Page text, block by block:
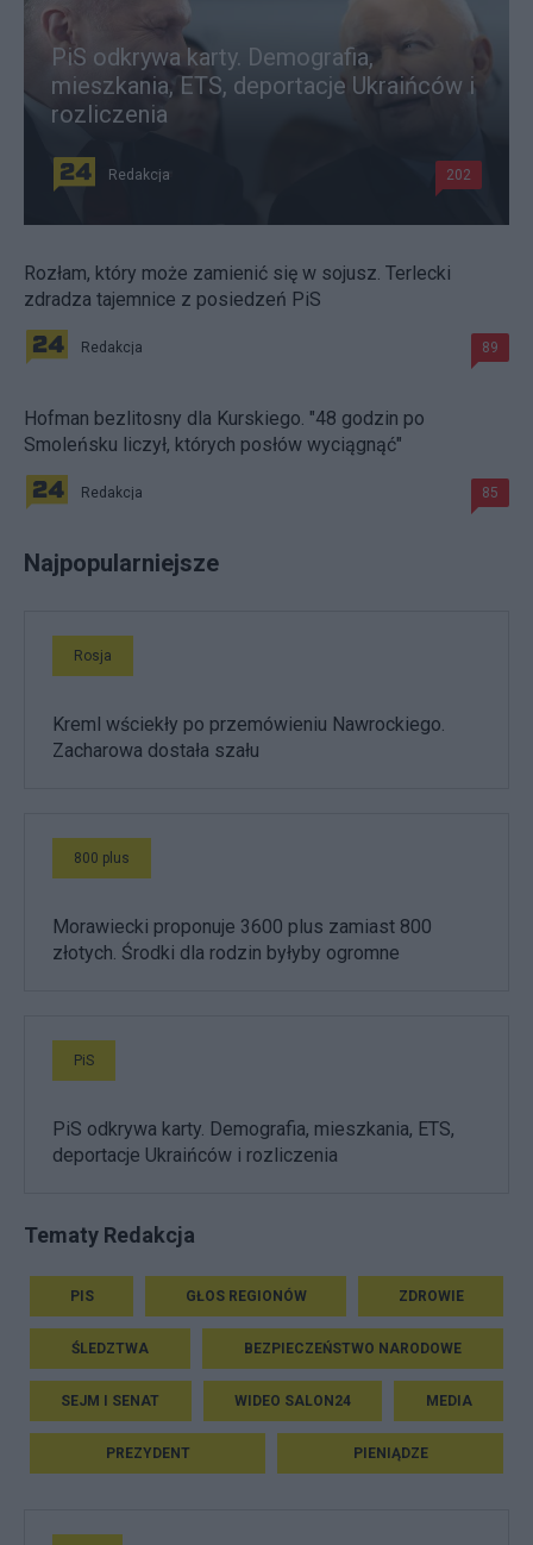
PiS odkrywa karty. Demografia,
mieszkania, ETS, deportacje Ukraińców i
rozliczenia
Redakcja 202
Rozłam, który może zamienić się w sojusz. Terlecki
zdradza tajemnice z posiedzeń PiS
Redakcja 89
Hofman bezlitosny dla Kurskiego. "48 godzin po
Smoleńsku liczył, których posłów wyciągnąć"
Redakcja 85
Najpopularniejsze
Rosja
Kreml wściekły po przemówieniu Nawrockiego.
Zacharowa dostała szału
800 plus
Morawiecki proponuje 3600 plus zamiast 800
złotych. Środki dla rodzin byłyby ogromne
PiS
PiS odkrywa karty. Demografia, mieszkania, ETS,
deportacje Ukraińców i rozliczenia
Tematy Redakcja
PIS GŁOS REGIONÓW ZDROWIE
ŚLEDZTWA BEZPIECZEŃSTWO NARODOWE
SEJM I SENAT WIDEO SALON24 MEDIA
PREZYDENT PIENIĄDZE